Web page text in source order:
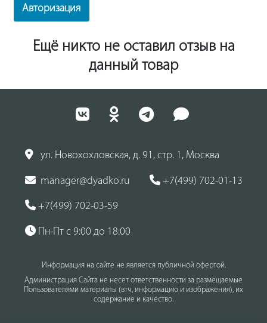
Авторизация
Ещё никто не оставил отзыв на
данный товар
ул. Новохохловская, д. 91, стр. 1, Москва
manager@dyadko.ru +7(499) 702-01-13
+7(499) 702-03-59
Пн-Пт с 9:00 до 18:00
Информация на сайте не является публичной офертой.
Администрация Сайта не несет ответственности за размещаемые
Пользователями материалы (втч, информацию и изображения), их
содержание и качество.